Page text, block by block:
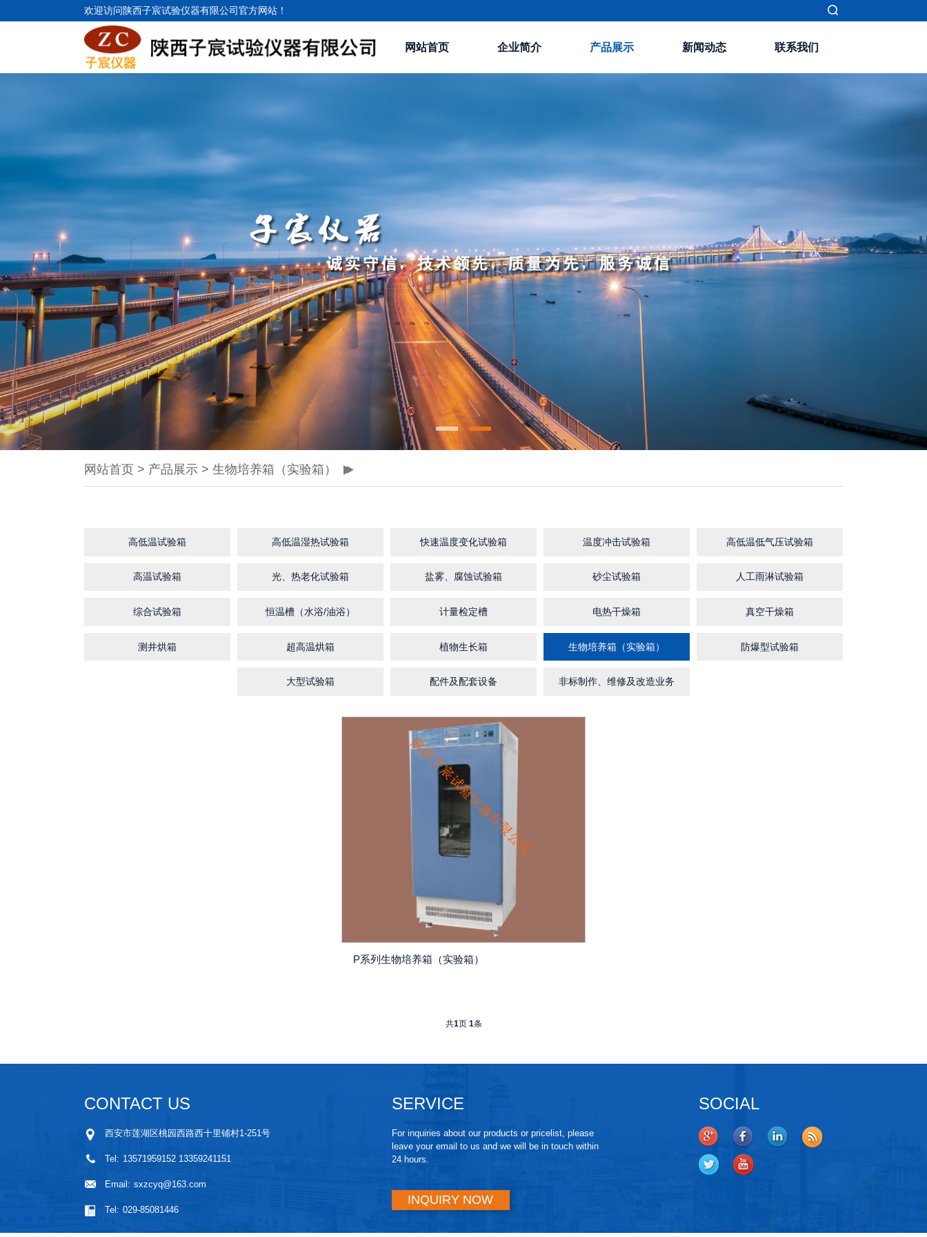
欢迎访问陕西子宸试验仪器有限公司官方网站！
网站首页 企业简介 产品展示 新闻动态 联系我们
网站首页 > 产品展示 > 生物培养箱（实验箱）
高低温试验箱 高低温湿热试验箱 快速温度变化试验箱 温度冲击试验箱 高低温低气压试验箱
高温试验箱 光、热老化试验箱 盐雾、腐蚀试验箱 砂尘试验箱 人工雨淋试验箱
综合试验箱 恒温槽（水浴/油浴） 计量检定槽 电热干燥箱 真空干燥箱
测井烘箱 超高温烘箱 植物生长箱 生物培养箱（实验箱） 防爆型试验箱
大型试验箱 配件及配套设备 非标制作、维修及改造业务
P系列生物培养箱（实验箱）
共1页 1条
CONTACT US
西安市莲湖区桃园西路西十里铺村1-251号
Tel: 13571959152 13359241151
Email: sxzcyq@163.com
Tel: 029-85081446
SERVICE
For inquiries about our products or pricelist, please
leave your email to us and we will be in touch within
24 hours.
INQUIRY NOW
SOCIAL